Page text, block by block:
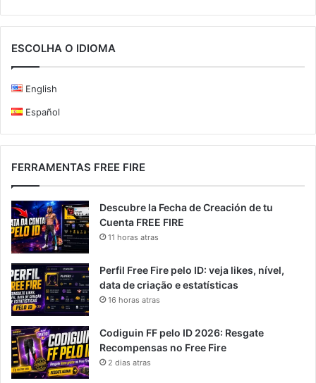
ESCOLHA O IDIOMA
English
Español
FERRAMENTAS FREE FIRE
Descubre la Fecha de Creación de tu
Cuenta FREE FIRE
11 horas atras
Perfil Free Fire pelo ID: veja likes, nível,
data de criação e estatísticas
16 horas atras
Codiguin FF pelo ID 2026: Resgate
Recompensas no Free Fire
2 dias atras